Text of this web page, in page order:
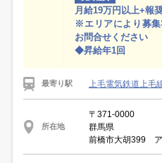
月給19万円以上+報
※エリアにより募
お問合せください
◆昇給年1回
最寄り駅 上毛電気鉄道上毛
所在地
〒371-0000
群馬県
前橋市大胡399 ア